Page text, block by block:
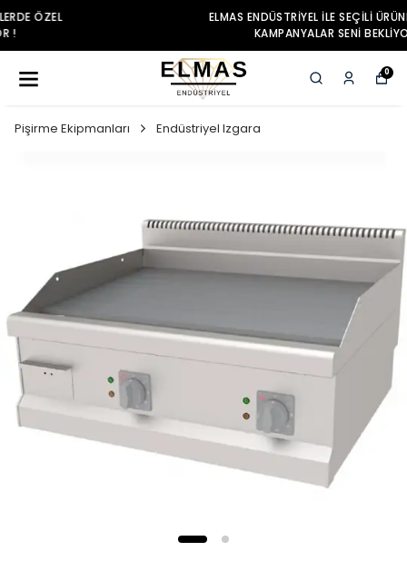
ELMAS ENDÜSTRIYEL ILE SEÇILI ÜRÜNLERDE ÖZEL
KAMPANYALAR SENI BEKLIYOR !
0
Pişirme Ekipmanları Endüstriyel Izgara